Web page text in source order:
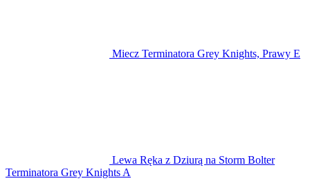
Miecz Terminatora Grey Knights, Prawy E
Lewa Ręka z Dziurą na Storm Bolter
Terminatora Grey Knights A